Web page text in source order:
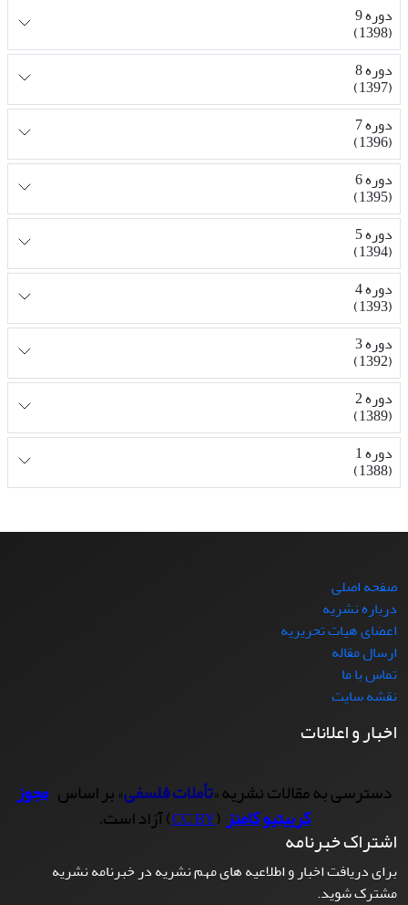
دوره 9
(1398)
دوره 8
(1397)
دوره 7
(1396)
دوره 6
(1395)
دوره 5
(1394)
دوره 4
(1393)
دوره 3
(1392)
دوره 2
(1389)
دوره 1
(1388)
صفحه اصلی
درباره نشریه
اعضای هیات تحریریه
ارسال مقاله
تماس با ما
نقشه سایت
اخبار و اعلانات
دسترسی به مقالات نشریه «تأملات فلسفی» بر اساس مجوز
کرییتیو کامنز(
CC BY) آزاد است.
اشتراک خبرنامه
برای دریافت اخبار و اطلاعیه های مهم نشریه در خبرنامه نشریه
مشترک شوید.